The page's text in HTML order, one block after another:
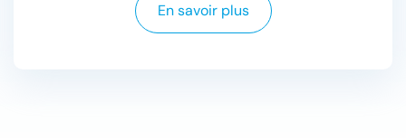
En savoir plus